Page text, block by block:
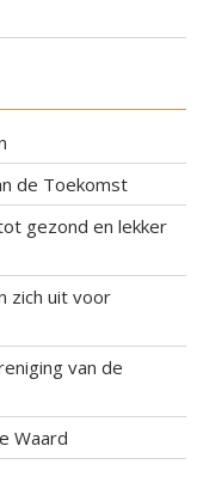
de Toekomst
gezond en lekker
zich uit voor
van de
Waard